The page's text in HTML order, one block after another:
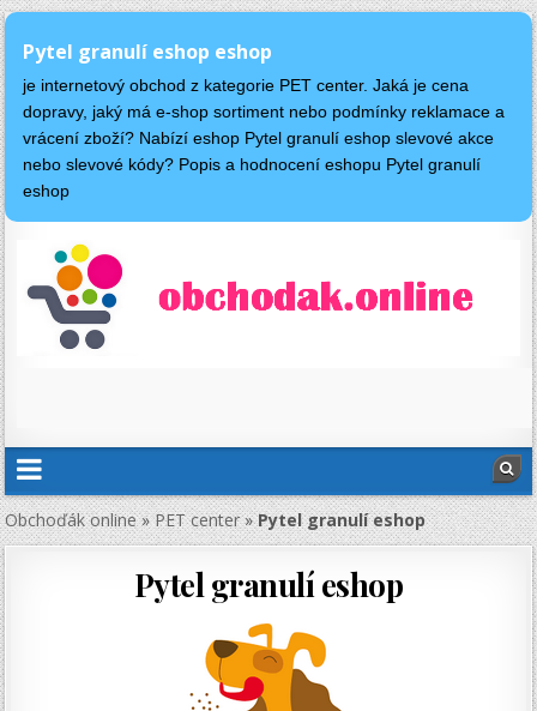
Pytel granulí eshop eshop
je internetový obchod z kategorie PET center. Jaká je cena
dopravy, jaký má e-shop sortiment nebo podmínky reklamace a
vrácení zboží? Nabízí eshop Pytel granulí eshop slevové akce
nebo slevové kódy? Popis a hodnocení eshopu Pytel granulí
eshop
Obchoďák online»PET center»Pytel granulí eshop
Pytel granulí eshop